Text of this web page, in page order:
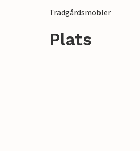
Trädgårdsmöbler
Plats